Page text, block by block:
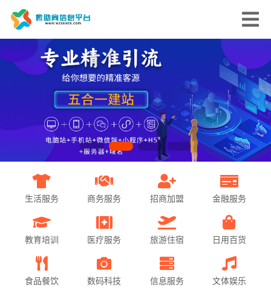
生活服务 商务服务 招商加盟 金融服务
教育培训 医疗服务 旅游住宿 日用百货
食品餐饮 数码科技 信息服务 文体娱乐